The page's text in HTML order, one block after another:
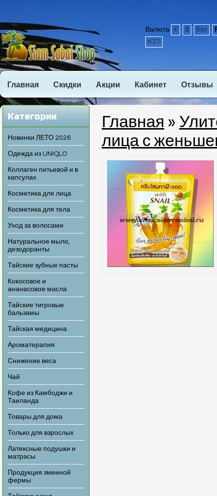
Валюта € $ Бат
KZT
Главная Скидки Акции Кабинет Отзывы
Категории
Новинки ЛЕТО 2026
Одежда из UNIQLO
Коллаген питьевой и в
капсулах
Косметика для лица
Косметика для тела
Уход за волосами
Натуральное мыло,
дезодоранты
Тайские зубные пасты
Кокосовое и
ананасовое масла
Тайские тигровые
бальзамы
Тайская медицина
Ароматерапия
Снижение веса
Чай
Кофе из Камбоджи и
Таиланда
Товары для дома
Только для взрослых
Латексные подушки и
матрасы
Продукция змеиной
фермы
Главная »
лица с